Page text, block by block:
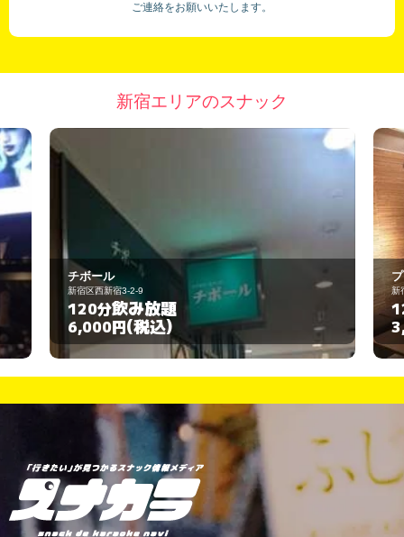
ご連絡をお願いいたします。
新宿エリアのスナック
プライベートルームダイニング ルーツ
新宿区西新宿7-16-6
120分飲み放題
3,000円(税込)